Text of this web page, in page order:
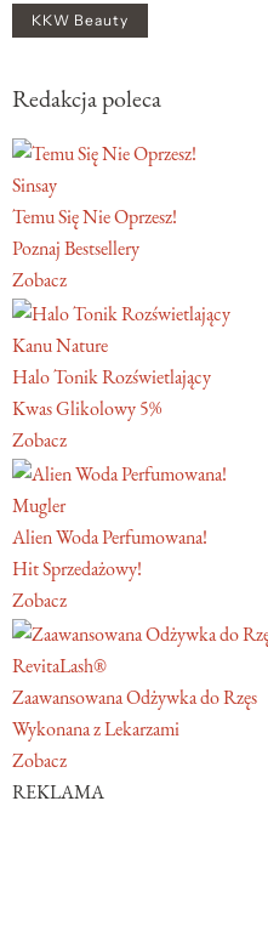
KKW Beauty
Redakcja poleca
Sinsay
Temu Się Nie Oprzesz!
Poznaj Bestsellery
Zobacz
Kanu Nature
Halo Tonik Rozświetlający
Kwas Glikolowy 5%
Zobacz
Mugler
Alien Woda Perfumowana!
Hit Sprzedażowy!
Zobacz
RevitaLash®
Zaawansowana Odżywka do Rzęs
Wykonana z Lekarzami
Zobacz
REKLAMA